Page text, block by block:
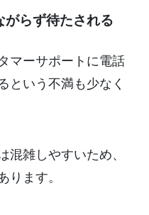
がらず待たされる
マーサポートに電話
という不満も少なく
混雑しやすいため、
ります。